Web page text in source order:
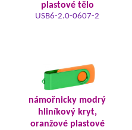
plastové tělo
USB6-2.0-0607-2
námořnicky modrý
hliníkový kryt,
oranžové plastové